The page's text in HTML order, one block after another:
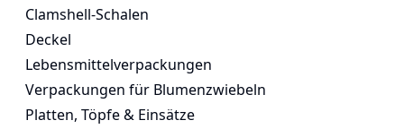
Clamshell-Schalen
Deckel
Lebensmittelverpackungen
Verpackungen für Blumenzwiebeln
Platten, Töpfe & Einsätze